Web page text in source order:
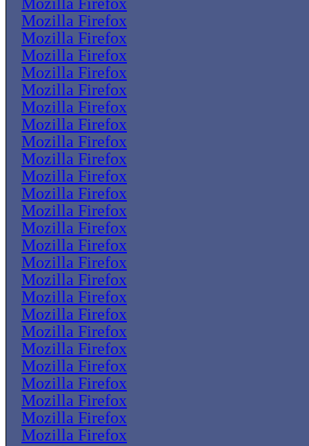
Mozilla Firefox
Mozilla Firefox
Mozilla Firefox
Mozilla Firefox
Mozilla Firefox
Mozilla Firefox
Mozilla Firefox
Mozilla Firefox
Mozilla Firefox
Mozilla Firefox
Mozilla Firefox
Mozilla Firefox
Mozilla Firefox
Mozilla Firefox
Mozilla Firefox
Mozilla Firefox
Mozilla Firefox
Mozilla Firefox
Mozilla Firefox
Mozilla Firefox
Mozilla Firefox
Mozilla Firefox
Mozilla Firefox
Mozilla Firefox
Mozilla Firefox
Mozilla Firefox